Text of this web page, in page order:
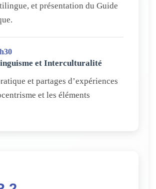
et présentation du Guide
et Interculturalité
et partages d’expériences
et les éléments